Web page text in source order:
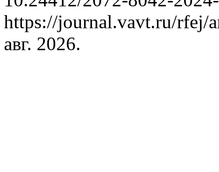
https://journal.vavt.ru/rfej/
авг. 2026.